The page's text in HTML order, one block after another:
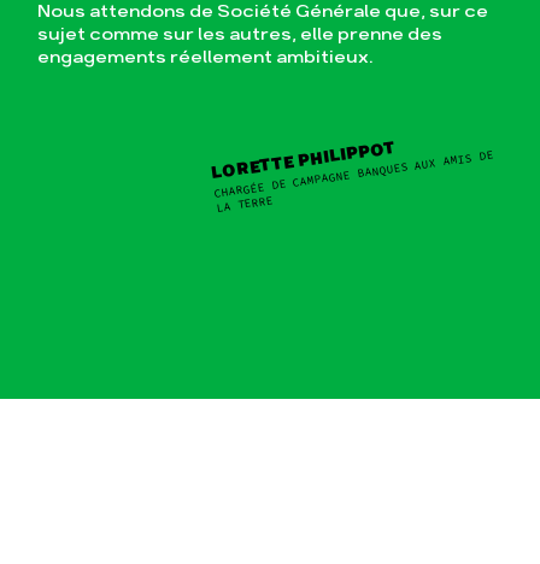
Nous attendons de Société Générale que, sur ce
sujet comme sur les autres, elle prenne des
engagements réellement ambitieux.
LORETTE PHILIPPOT
CHARGÉE DE CAMPAGNE BANQUES AUX AMIS DE
LA TERRE